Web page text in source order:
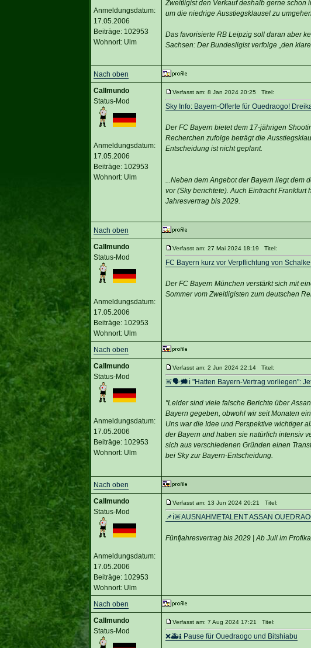
Anmeldungsdatum:
17.05.2006
Beiträge: 102953
Wohnort: Ulm
Zweitligist den Verkauf deshalb gerne schon
um die niedrige Ausstiegsklausel zu
Das favorisierte RB Leipzig soll daran aber
Sachsen: Der Bundesligist verfolge „den
Nach oben
Callmundo
Status-Mod
Anmeldungsdatum:
17.05.2006
Beiträge: 102953
Wohnort: Ulm
Verfasst am: 8 Jan 2024 20:25 Titel:
Sky Info: Bayern-Offerte für Ouedraogo!
Der FC Bayern bietet dem 17-jährigen
Recherchen zufolge beträgt die
Entscheidung ist nicht geplant.
...Neben dem Angebot der Bayern liegt dem
vor (Sky berichtete). Auch Eintracht
Jahresvertrag bis 2029.
Nach oben
Callmundo
Status-Mod
Anmeldungsdatum:
17.05.2006
Beiträge: 102953
Wohnort: Ulm
Verfasst am: 27 Mai 2024 18:19 Titel:
FC Bayern kurz vor Verpflichtung von
Der FC Bayern München verstärkt sich mit
Sommer vom Zweitligisten zum deutschen
Nach oben
Callmundo
Status-Mod
Anmeldungsdatum:
17.05.2006
Beiträge: 102953
Wohnort: Ulm
Verfasst am: 2 Jun 2024 22:14 Titel:
🚨🗣🗯️ℹ️ "Hatten Bayern-Vertrag vorliegen":
"Leider sind viele falsche Berichte über
Bayern gegeben, obwohl wir seit Monaten
Uns war die Idee und Perspektive wichtiger
der Bayern und haben sie natürlich intensiv
sich aus verschiedenen Gründen einen
bei Sky zur Bayern-Entscheidung.
Nach oben
Callmundo
Status-Mod
Anmeldungsdatum:
17.05.2006
Beiträge: 102953
Wohnort: Ulm
Verfasst am: 13 Jun 2024 20:21 Titel:
📌ℹ️🚨AUSNAHMETALENT ASSAN
Fünfjahresvertrag bis 2029 | Ab Juli im
Nach oben
Callmundo
Status-Mod
Verfasst am: 7 Aug 2024 17:21 Titel:
❌🚑ℹ️ Pause für Ouedraogo und Bitshiabu